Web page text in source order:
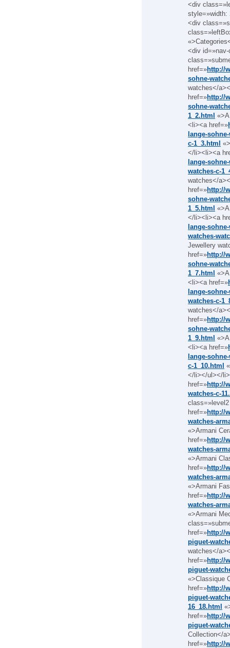
<div
style=»width:
<div
<div
href=»http://
sohne-
watches</
href=»http://
sohne-
1_2.html
<li><a href=»
lange-
c-1_3.html
</li><li><a
lange-
watches-c-
watches</
href=»http://
sohne-
1_5.html
</li><li><a
lange-
watches-
Jewellery
href=»http://
sohne-
1_7.html
<li><a href=»
lange-
watches-c-
watches</
href=»http://
sohne-
1_9.html
<li><a href=»
lange-
c-1_10.html
</li></ul></
href=»http://
watches-c-
href=»http://
watches-
«>Armani
href=»http://
watches-
«>Armani
href=»http://
watches-
«>Armani
href=»http://
watches-
«>Armani
href=»http://
piguet-
watches</
href=»http://
piguet-
«>Classique
href=»http://
piguet-
16_18.html
href=»http://
piguet-
Collection</
href=»http://